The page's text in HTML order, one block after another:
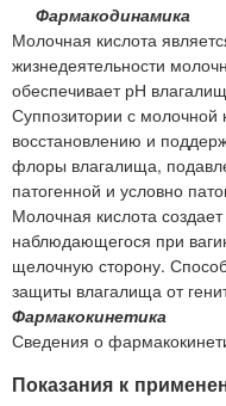
Фармакодинамика
Молочная кислота
жизнедеятельности
обеспечивает рН
Суппозитории с молочной
восстановлению и
флоры влагалища,
патогенной и условно
Молочная кислота
наблюдающегося при
щелочную сторону.
защиты влагалища от
Фармакокинетика
Сведения о
Показания к